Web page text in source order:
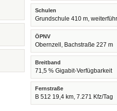
Schulen
Grundschule 410 m,
ÖPNV
Obernzell, Bachstraße 227 m
Breitband
71,5 % Gigabit-Verfügbarkeit
Fernstraße
B 512 19,4 km, 7.271 Kfz/Tag